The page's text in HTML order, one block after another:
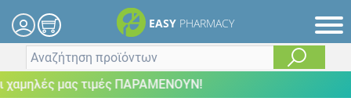
EASY PHARMACY
μας τιμές ΠΑΡΑΜΕΝΟΥΝ!